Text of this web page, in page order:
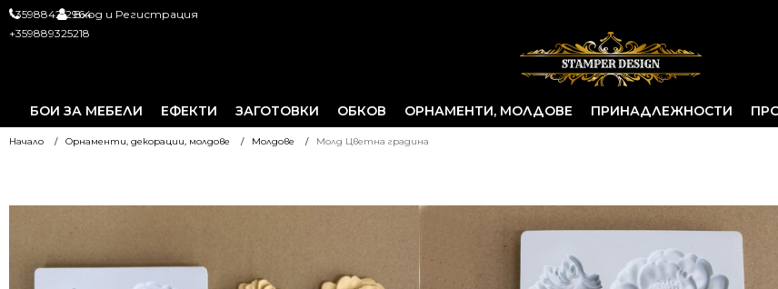
БОИ ЗА МЕБЕЛИ ЕФЕКТИ ЗАГОТОВКИ ОБКОВ ОРНАМЕНТИ, МОЛДОВЕ ПРИНАДЛЕЖНОСТИ
+359884212964
+359889325218
Вход и Регистрация
Начало Орнаменти, декорации, молдове Молдове Молд Цветна градина